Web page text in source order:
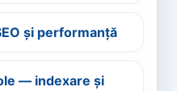
și performanță
— indexare și